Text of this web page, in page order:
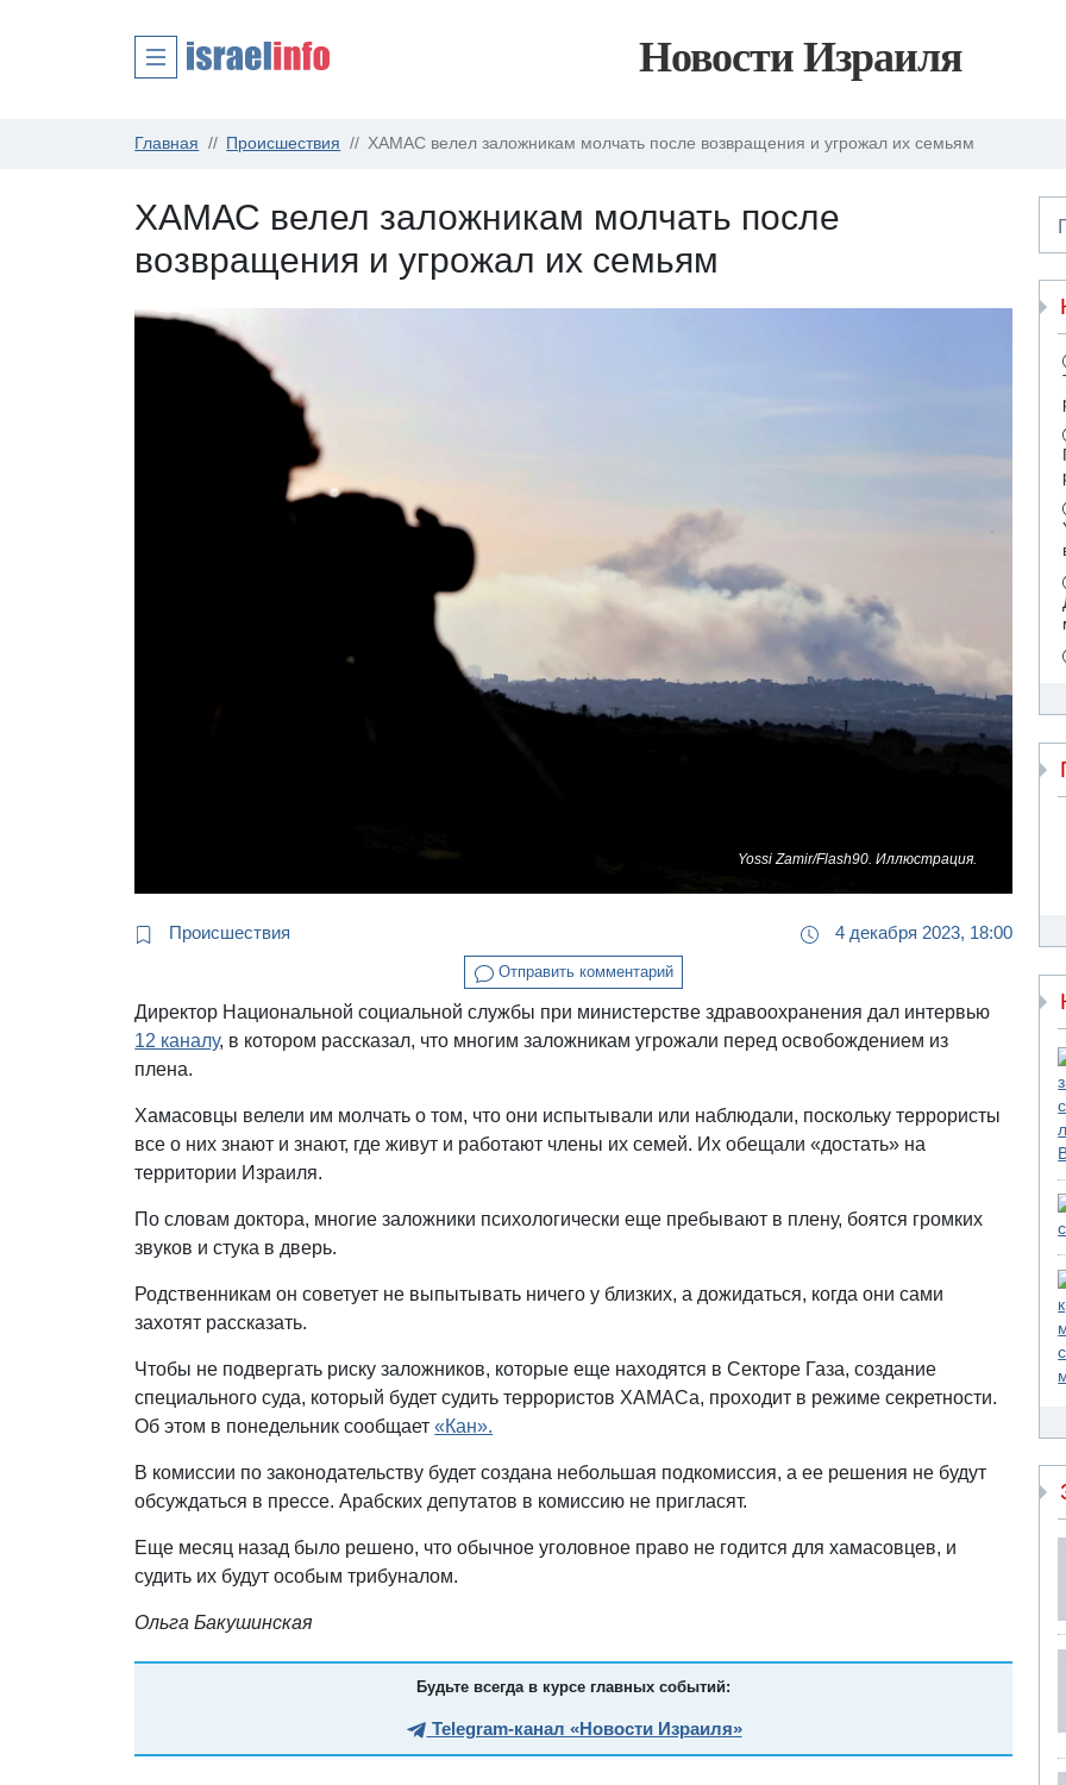
Новости Израиля
Главная Происшествия ХАМАС велел заложникам молчать после возвращения и угрожал их семьям
ХАМАС велел заложникам молчать после
возвращения и угрожал их семьям
Yossi Zamir/Flash90. Иллюстрация.
Происшествия 4 декабря 2023, 18:00
Отправить комментарий
Директор Национальной социальной службы при министерстве здравоохранения дал интервью
12 каналу, в котором рассказал, что многим заложникам угрожали перед освобождением из
плена.
Хамасовцы велели им молчать о том, что они испытывали или наблюдали, поскольку террористы
все о них знают и знают, где живут и работают члены их семей. Их обещали «достать» на
территории Израиля.
По словам доктора, многие заложники психологически еще пребывают в плену, боятся громких
звуков и стука в дверь.
Родственникам он советует не выпытывать ничего у близких, а дожидаться, когда они сами
захотят рассказать.
Чтобы не подвергать риску заложников, которые еще находятся в Секторе Газа, создание
специального суда, который будет судить террористов ХАМАСа, проходит в режиме секретности.
Об этом в понедельник сообщает«Кан».
В комиссии по законодательству будет создана небольшая подкомиссия, а ее решения не будут
обсуждаться в прессе. Арабских депутатов в комиссию не пригласят.
Еще месяц назад было решено, что обычное уголовное право не годится для хамасовцев, и
судить их будут особым трибуналом.
Ольга Бакушинская
Будьте всегда в курсе главных событий:
Telegram-канал «Новости Израиля»